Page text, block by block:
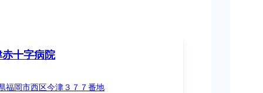
十字病院
福岡市西区今津３７７番地